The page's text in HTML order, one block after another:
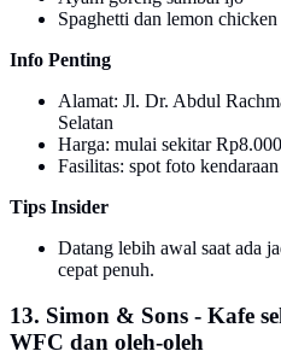
Spaghetti dan lemon chicken
Info Penting
Alamat: Jl. Dr. Abdul
Selatan
Harga: mulai sekitar Rp8.000
Fasilitas: spot foto
Tips Insider
Datang lebih awal saat ada
cepat penuh.
13. Simon & Sons - Kafe
WFC dan oleh-oleh